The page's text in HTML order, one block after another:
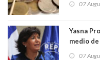
07
Yasna
medio
07